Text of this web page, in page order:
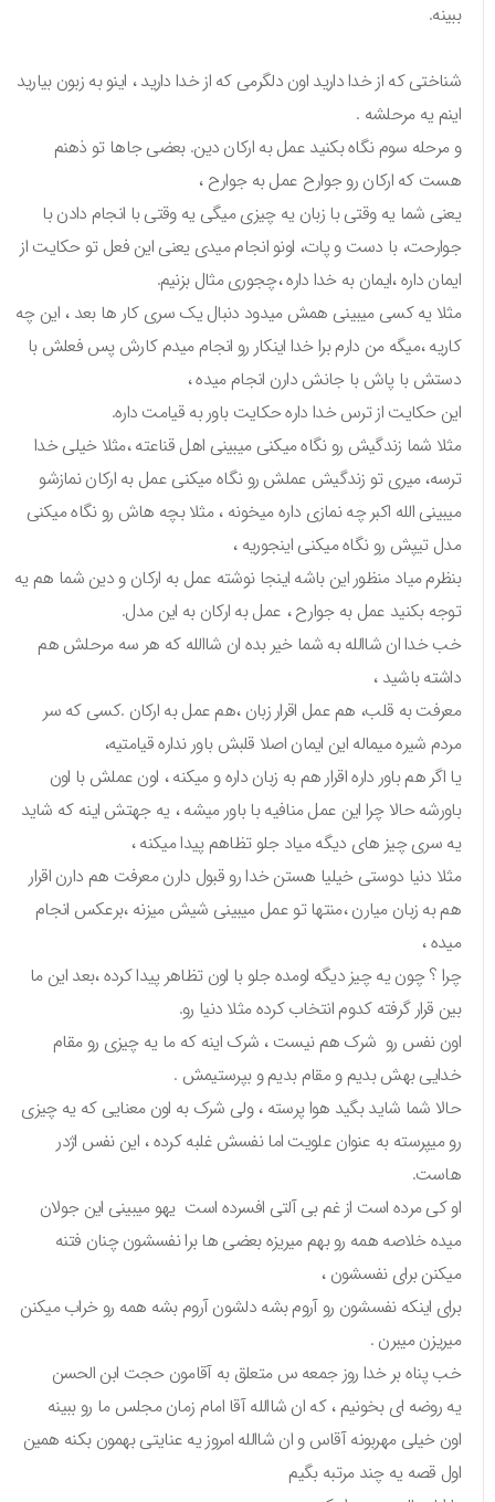
ببینه.
شناختی که از خدا دارید اون دلگرمی که از خدا دارید ، اینو به زبون بیارید
اینم یه مرحلشه .
و مرحله سوم نگاه بکنید عمل به ارکان دین. بعضی جاها تو ذهنم
هست که ارکان رو جوارح عمل به جوارح ،
یعنی شما یه وقتی با زبان یه چیزی میگی یه وقتی با انجام دادن با
جوارحت، با دست و پات، اونو انجام میدی یعنی این فعل تو حکایت از
ایمان داره ،ایمان به خدا داره ،چجوری مثال بزنیم.
مثلا یه کسی میبینی همش میدود دنبال یک سری کار ها بعد ، این چه
کاریه ،میگه من دارم برا خدا اینکار رو انجام میدم کارش پس فعلش با
دستش با پاش با جانش دارن انجام میده ،
این حکایت از ترس خدا داره حکایت باور به قیامت داره.
مثلا شما زندگیش رو نگاه میکنی میبینی اهل قناعته ،مثلا خیلی خدا
ترسه، میری تو زندگیش عملش رو نگاه میکنی عمل به ارکان نمازشو
میبینی الله اکبر چه نمازی داره میخونه ، مثلا بچه هاش رو نگاه میکنی
مدل تیپش رو نگاه میکنی اینجوریه ،
بنظرم میاد منظور این باشه اینجا نوشته عمل به ارکان و دین شما هم یه
توجه بکنید عمل به جوارح ، عمل به ارکان به این مدل.
خب خدا ان شاالله به شما خیر بده ان شاالله که هر سه مرحلش هم
داشته باشید ،
معرفت به قلب، هم عمل اقرار زبان ،هم عمل به ارکان .کسی که سر
مردم شیره میماله این ایمان اصلا قلبش باور نداره قیامتیه،
یا اگر هم باور داره اقرار هم به زبان داره و میکنه ، اون عملش با اون
باورشه حالا چرا این عمل منافیه با باور میشه ، یه جهتش اینه که شاید
یه سری چیز های دیگه میاد جلو تظاهم پیدا میکنه ،
مثلا دنیا دوستی خیلیا هستن خدا رو قبول دارن معرفت هم دارن اقرار
هم به زبان میارن ،منتها تو عمل میبینی شیش میزنه ،برعکس انجام
میده ،
چرا ؟ چون یه چیز دیگه اومده جلو با اون تظاهر پیدا کرده ،بعد این ما
بین قرار گرفته کدوم انتخاب کرده مثلا دنیا رو.
اون نفس رو شرک هم نیست ، شرک اینه که ما یه چیزی رو مقام
خدایی بهش بدیم و مقام بدیم و بپرستیمش .
حالا شما شاید بگید هوا پرسته ، ولی شرک به اون معنایی که یه چیزی
رو میپرسته به عنوان علویت اما نفسش غلبه کرده ، این نفس اژدر
هاست.
او کی مرده است از غم بی آلتی افسرده است یهو میبینی این جولان
میده خلاصه همه رو بهم میریزه بعضی ها برا نفسشون چنان فتنه
میکنن برای نفسشون ،
برای اینکه نفسشون رو آروم بشه دلشون آروم بشه همه رو خراب میکنن
میریزن میبرن .
خب پناه بر خدا روز جمعه س متعلق به آقامون حجت ابن الحسن
یه روضه ای بخونیم ، که ان شاالله آقا امام زمان مجلس ما رو ببینه
اون خیلی مهربونه آقاس و ان شاالله امروز یه عنایتی بهمون بکنه همین
اول قصه یه چند مرتبه بگیم